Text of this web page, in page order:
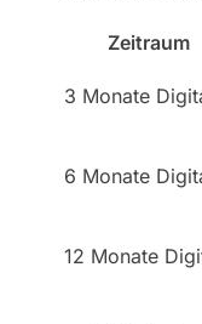
Zeitraum
3 Monate
6 Monate
12 Monate